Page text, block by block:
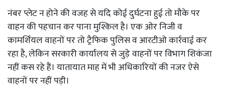
नंबर प्लेट न होने की वजह से यदि कोई दुर्घटना हुई तो मौके पर
वाहन की पहचान कर पाना मुश्किल है। एक ओर निजी व
कामर्शियल वाहनों पर तो ट्रैफिक पुलिस व आरटीओ कार्रवाई कर
रहा है, लेकिन सरकारी कार्यालय से जुड़े वाहनों पर विभाग शिकंजा
नहीं कस रहे हैं। यातायात माह में भी अधिकारियों की नजर ऐसे
वाहनों पर नहीं पड़ी।